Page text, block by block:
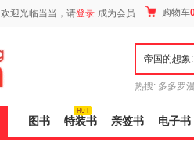
欢迎光临当当，请登录 成为会员 购物车
热搜: 多多罗
图书 特装书 亲签书 电子书